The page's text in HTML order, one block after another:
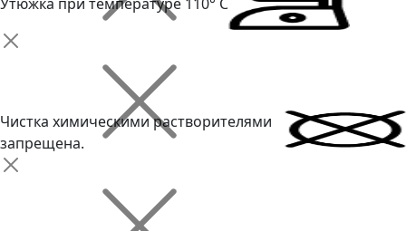
Чистка химическими растворителями
запрещена.